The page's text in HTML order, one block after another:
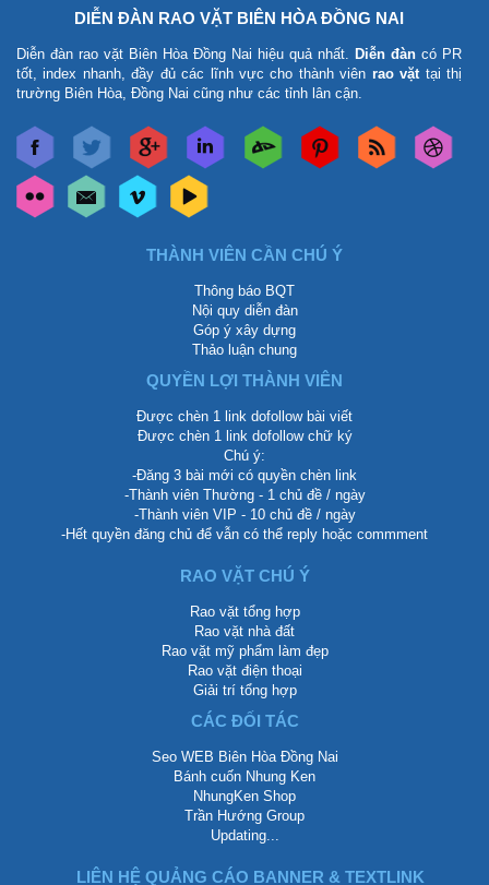
DIỄN ĐÀN RAO VẶT BIÊN HÒA ĐỒNG NAI
Diễn đàn rao vặt Biên Hòa Đồng Nai hiệu quả nhất. Diễn đàn có PR
tốt, index nhanh, đầy đủ các lĩnh vực cho thành viên rao vặttại thị
trường Biên Hòa, Đồng Nai cũng như các tỉnh lân cận.
THÀNH VIÊN CẦN CHÚ Ý
Thông báo BQT
Nội quy diễn đàn
Góp ý xây dựng
Thảo luận chung
QUYỀN LỢI THÀNH VIÊN
Được chèn 1 link dofollow bài viết
Được chèn 1 link dofollow chữ ký
Chú ý:
-Đăng 3 bài mới có quyền chèn link
-Thành viên Thường - 1 chủ đề / ngày
-Thành viên VIP - 10 chủ đề / ngày
-Hết quyền đăng chủ để vẫn có thể reply hoặc commment
RAO VẶT CHÚ Ý
Rao vặt tổng hợp
Rao vặt nhà đất
Rao vặt mỹ phẩm làm đẹp
Rao vặt điện thoại
Giải trí tổng hợp
CÁC ĐỐI TÁC
Seo WEB Biên Hòa Đồng Nai
Bánh cuốn Nhung Ken
NhungKen Shop
Trần Hướng Group
Updating...
LIÊN HỆ QUẢNG CÁO BANNER & TEXTLINK